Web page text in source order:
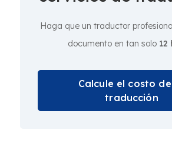
Haga que un traductor
documento en tan solo 12
Calcule el costo
traducción